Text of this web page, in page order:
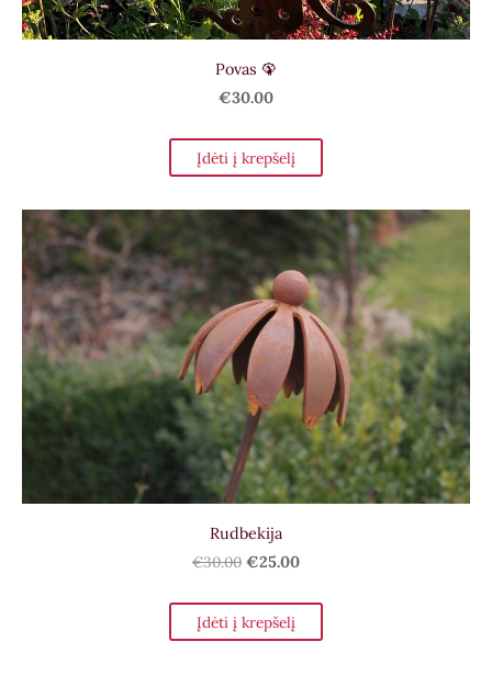
Povas 🦚
€30.00
Įdėti į krepšelį
Rudbekija
€30.00 €25.00
Įdėti į krepšelį